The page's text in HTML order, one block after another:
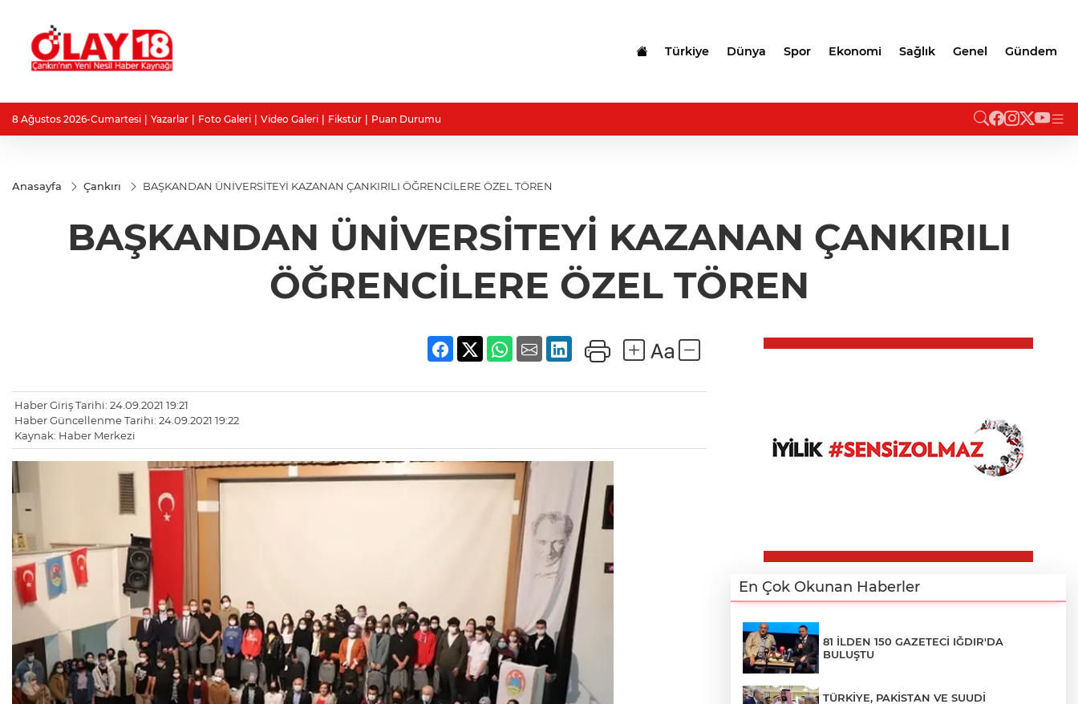
Türkiye Dünya Spor Ekonomi Sağlık Genel Gündem
8 Ağustos 2026-Cumartesi Yazarlar Foto Galeri Video Galeri Fikstür Puan Durumu
Anasayfa Çankırı BAŞKANDAN ÜNİVERSİTEYİ KAZANAN ÇANKIRILI ÖĞRENCİLERE ÖZEL TÖREN
BAŞKANDAN ÜNİVERSİTEYİ KAZANAN ÇANKIRILI
ÖĞRENCİLERE ÖZEL TÖREN
Haber Giriş Tarihi: 24.09.2021 19:21
Haber Güncellenme Tarihi: 24.09.2021 19:22
Kaynak: Haber Merkezi
En Çok Okunan Haberler
81 İLDEN 150 GAZETECİ IĞDIR'DA
BULUŞTU
TÜRKİYE, PAKİSTAN VE SUUDİ